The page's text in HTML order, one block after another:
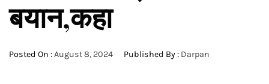
बयान,कहा
Posted On :August 8, 2024 Published By : Darpan